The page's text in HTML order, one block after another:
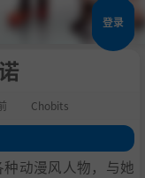
登录
Chobits
种动漫风人物，与她